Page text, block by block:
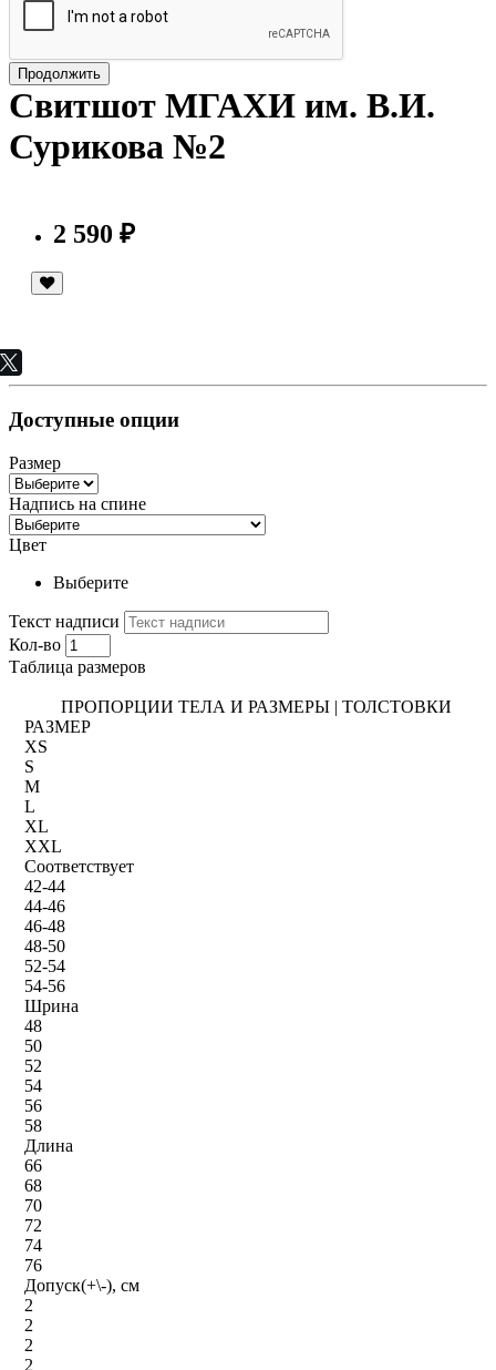
Продолжить
Свитшот МГАХИ им. В.И.
Сурикова №2
2 590 ₽
Доступные опции
Размер
Надпись на спине
Цвет
Выберите
Текст надписи
Кол-во
Таблица размеров
ПРОПОРЦИИ ТЕЛА И РАЗМЕРЫ | ТОЛСТОВКИ
РАЗМЕР
XS
S
M
L
XL
XXL
Соответствует
42-44
44-46
46-48
48-50
52-54
54-56
Шрина
48
50
52
54
56
58
Длина
66
68
70
72
74
76
Допуск(+\-), см
2
2
2
2